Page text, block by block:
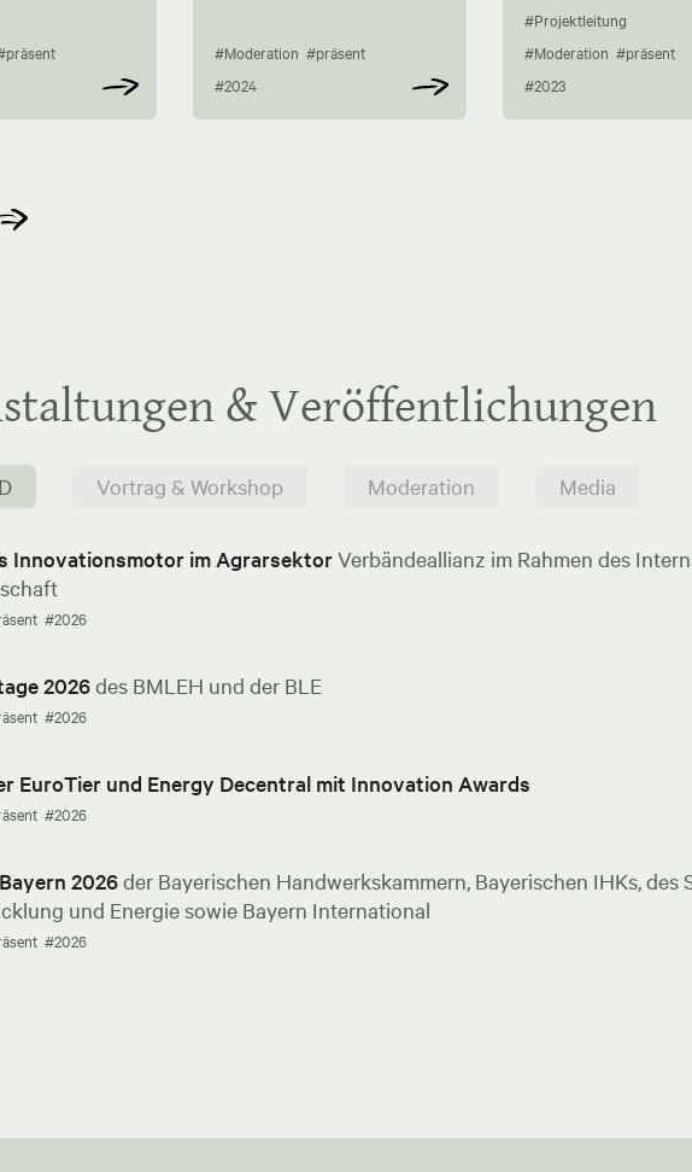
#Moderation #präsent
#2024
#Projektleitung
#Moderation #präsent
#2023
& Veröffentlichungen
Vortrag & Workshop Moderation Media
Innovationsmotor im AgrarsektorVerbändeallianz im Rahmen des
#2026
2026des BMLEH und der BLE
#2026
EuroTier und Energy Decentral mit Innovation Awards
#2026
2026der Bayerischen Handwerkskammern, Bayerischen IHKs,
und Energie sowie Bayern International
#2026